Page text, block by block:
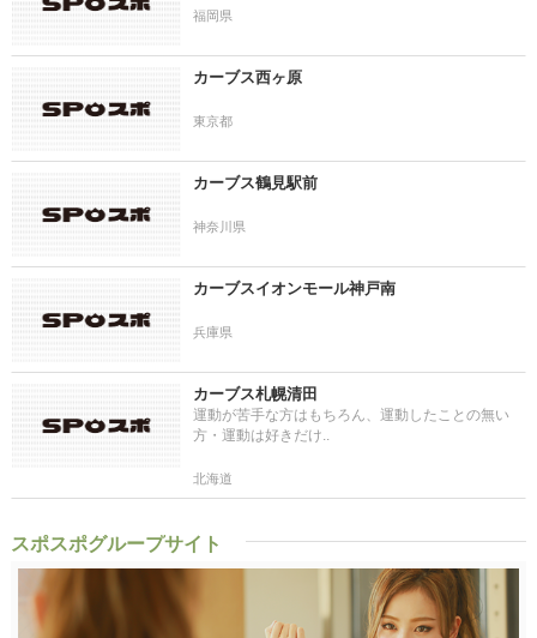
福岡県
カーブス西ヶ原
東京都
カーブス鶴見駅前
神奈川県
カーブスイオンモール神戸南
兵庫県
カーブス札幌清田
運動が苦手な方はもちろん、運動したことの無い
方・運動は好きだけ..
北海道
スポスポグループサイト